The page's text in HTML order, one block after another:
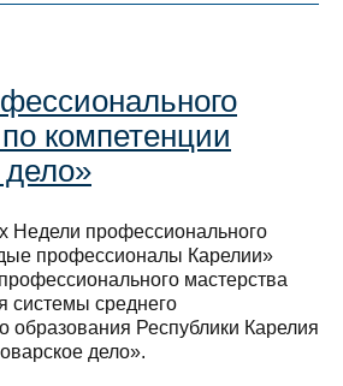
компетенции
Недели профессионального
профессионалы Карелии»
мастерства
системы среднего
образования Республики Карелия
дело».